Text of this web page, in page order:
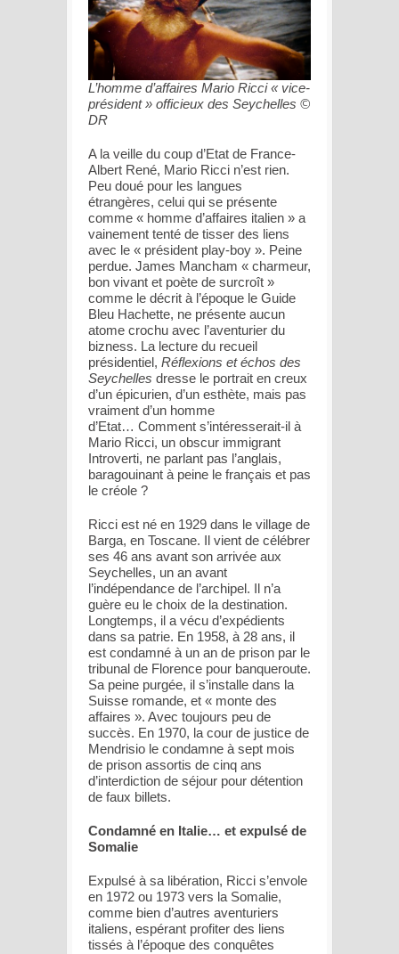
L’homme d’affaires Mario Ricci « vice-
président » officieux des Seychelles ©
DR
A la veille du coup d’Etat de France-
Albert René, Mario Ricci n’est rien.
Peu doué pour les langues
étrangères, celui qui se présente
comme « homme d’affaires italien » a
vainement tenté de tisser des liens
avec le « président play-boy ». Peine
perdue. James Mancham « charmeur,
bon vivant et poète de surcroît »
comme le décrit à l’époque le Guide
Bleu Hachette, ne présente aucun
atome crochu avec l’aventurier du
bizness. La lecture du recueil
présidentiel, Réflexions et échos des
Seychelles dresse le portrait en creux
d’un épicurien, d’un esthète, mais pas
vraiment d’un homme
d’Etat… Comment s’intéresserait-il à
Mario Ricci, un obscur immigrant
Introverti, ne parlant pas l’anglais,
baragouinant à peine le français et pas
le créole ?
Ricci est né en 1929 dans le village de
Barga, en Toscane. Il vient de célébrer
ses 46 ans avant son arrivée aux
Seychelles, un an avant
l’indépendance de l’archipel. Il n’a
guère eu le choix de la destination.
Longtemps, il a vécu d’expédients
dans sa patrie. En 1958, à 28 ans, il
est condamné à un an de prison par le
tribunal de Florence pour banqueroute.
Sa peine purgée, il s’installe dans la
Suisse romande, et « monte des
affaires ». Avec toujours peu de
succès. En 1970, la cour de justice de
Mendrisio le condamne à sept mois
de prison assortis de cinq ans
d’interdiction de séjour pour détention
de faux billets.
Condamné en Italie… et expulsé de
Somalie
Expulsé à sa libération, Ricci s’envole
en 1972 ou 1973 vers la Somalie,
comme bien d’autres aventuriers
italiens, espérant profiter des liens
tissés à l’époque des conquêtes